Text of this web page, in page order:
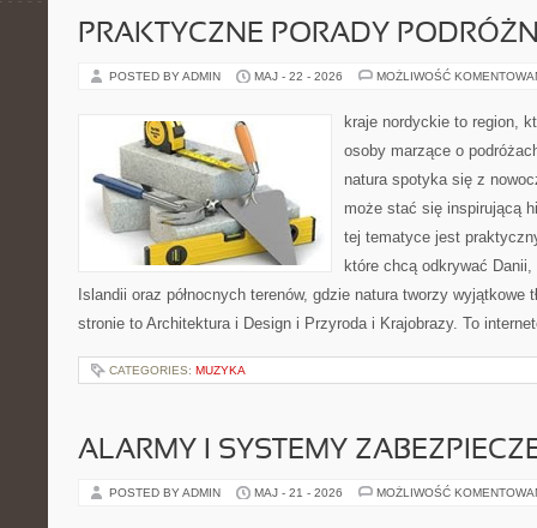
PRAKTYCZNE PORADY
POSTED BY ADMIN MAJ - 22 - 2026 MOŻLIWOŚĆ
kraje nordyckie to region,
osoby marzące o
natura spotyka się z
może stać się inspirującą
tej tematyce jest
które chcą odkrywać
Islandii oraz północnych terenów, gdzie natura tworzy wyjątkowe
stronie to Architektura i Design i Przyroda i Krajobrazy. To
CATEGORIES: MUZYKA
ALARMY I SYSTEMY
POSTED BY ADMIN MAJ - 21 - 2026 MOŻLIWOŚĆ